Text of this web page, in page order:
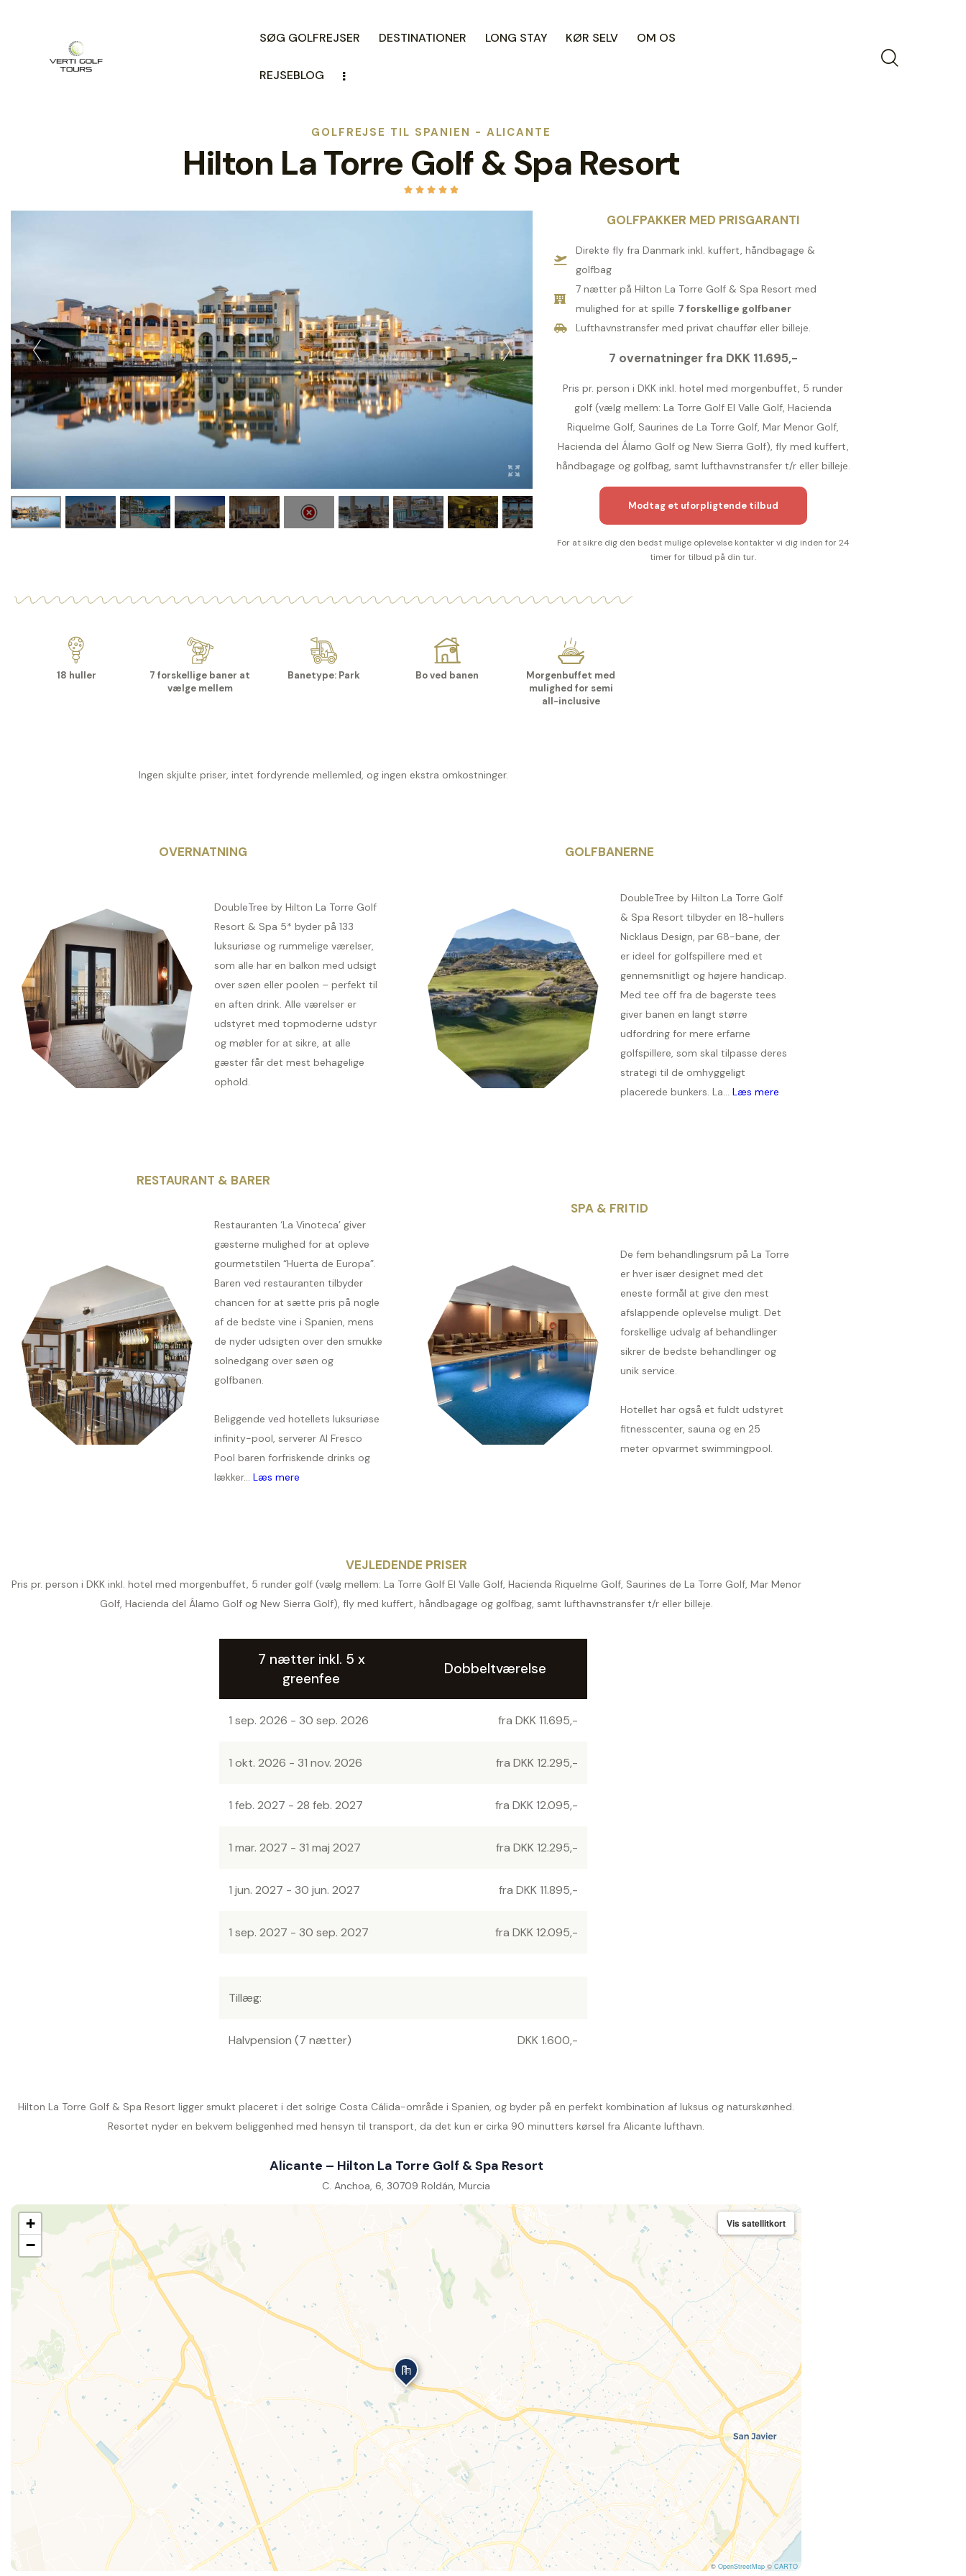
SØG GOLFREJSER DESTINATIONER LONG STAY KØR SELV OM OS
REJSEBLOG
GOLFREJSE TIL SPANIEN - ALICANTE
Hilton La Torre Golf & Spa Resort
    
GOLFPAKKER MED PRISGARANTI
Direkte fly fra Danmark inkl. kuffert, håndbagage &
golfbag
7 nætter på Hilton La Torre Golf & Spa Resort med
mulighed for at spille 7 forskellige golfbaner
Lufthavnstransfer med privat chauffør eller billeje.
7 overnatninger fra DKK 11.695,-
Pris pr. person i DKK inkl. hotel med morgenbuffet, 5 runder
golf (vælg mellem: La Torre Golf El Valle Golf, Hacienda
Riquelme Golf, Saurines de La Torre Golf, Mar Menor Golf,
Hacienda del Álamo Golf og New Sierra Golf), fly med kuffert,
håndbagage og golfbag, samt lufthavnstransfer t/r eller billeje.
Modtag et uforpligtende tilbud
For at sikre dig den bedst mulige oplevelse kontakter vi dig inden for 24
timer for tilbud på din tur.
18 huller
7 forskellige baner at
vælge mellem
Banetype: Park Bo ved banen
Morgenbuffet med
mulighed for semi
all-inclusive
Ingen skjulte priser, intet fordyrende mellemled, og ingen ekstra omkostninger.
OVERNATNING
DoubleTree by Hilton La Torre Golf
Resort & Spa 5* byder på 133
luksuriøse og rummelige værelser,
som alle har en balkon med udsigt
over søen eller poolen – perfekt til
en aften drink. Alle værelser er
udstyret med topmoderne udstyr
og møbler for at sikre, at alle
gæster får det mest behagelige
ophold.
GOLFBANERNE
DoubleTree by Hilton La Torre Golf
& Spa Resort tilbyder en 18-hullers
Nicklaus Design, par 68-bane, der
er ideel for golfspillere med et
gennemsnitligt og højere handicap.
Med tee off fra de bagerste tees
giver banen en langt større
udfordring for mere erfarne
golfspillere, som skal tilpasse deres
strategi til de omhyggeligt
placerede bunkers. La... Læs mere
RESTAURANT & BARER
Restauranten ‘La Vinoteca’ giver
gæsterne mulighed for at opleve
gourmetstilen “Huerta de Europa”.
Baren ved restauranten tilbyder
chancen for at sætte pris på nogle
af de bedste vine i Spanien, mens
de nyder udsigten over den smukke
solnedgang over søen og
golfbanen.
Beliggende ved hotellets luksuriøse
infinity-pool, serverer Al Fresco
Pool baren forfriskende drinks og
lækker... Læs mere
SPA & FRITID
De fem behandlingsrum på La Torre
er hver især designet med det
eneste formål at give den mest
afslappende oplevelse muligt. Det
forskellige udvalg af behandlinger
sikrer de bedste behandlinger og
unik service.
Hotellet har også et fuldt udstyret
fitnesscenter, sauna og en 25
meter opvarmet swimmingpool.
VEJLEDENDE PRISER
Pris pr. person i DKK inkl. hotel med morgenbuffet, 5 runder golf (vælg mellem: La Torre Golf El Valle Golf, Hacienda Riquelme Golf, Saurines de La Torre Golf, Mar Menor
Golf, Hacienda del Álamo Golf og New Sierra Golf), fly med kuffert, håndbagage og golfbag, samt lufthavnstransfer t/r eller billeje.
7 nætter inkl. 5 x
greenfee
Dobbeltværelse
1 sep. 2026 - 30 sep. 2026 fra DKK 11.695,-
1 okt. 2026 - 31 nov. 2026 fra DKK 12.295,-
1 feb. 2027 - 28 feb. 2027 fra DKK 12.095,-
1 mar. 2027 - 31 maj 2027 fra DKK 12.295,-
1 jun. 2027 - 30 jun. 2027 fra DKK 11.895,-
1 sep. 2027 - 30 sep. 2027 fra DKK 12.095,-
Tillæg:
Halvpension (7 nætter) DKK 1.600,-
Hilton La Torre Golf & Spa Resort ligger smukt placeret i det solrige Costa Cálida-område i Spanien, og byder på en perfekt kombination af luksus og naturskønhed.
Resortet nyder en bekvem beliggenhed med hensyn til transport, da det kun er cirka 90 minutters kørsel fra Alicante lufthavn.
Alicante – Hilton La Torre Golf & Spa Resort
C. Anchoa, 6, 30709 Roldán, Murcia
+
−
Vis satellitkort
© OpenStreetMap © CARTO